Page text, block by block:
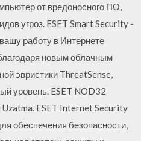
от вредоносного ПО,
угроз. ESET Smart Security -
работу в Интернете
новым облачным
эвристики ThreatSense,
уровень. ESET NOD32
ESET Internet Security
обеспечения безопасности,